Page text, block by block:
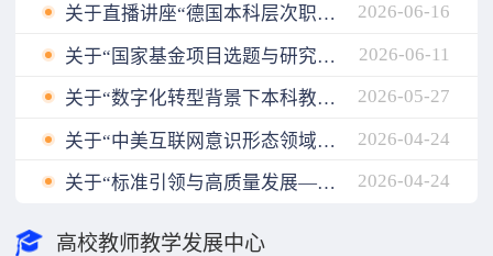
关于直播讲座“德国本科层次职业教育人才培养模式与我国职业本科教育发展”延期的公告 2026-06-16
关于“国家基金项目选题与研究设计”改期举办的公告 2026-06-11
关于“数字化转型背景下本科教学质量评价体系的迭代升级与创新实践”直播讲座改期公告 2026-05-27
关于“中美互联网意识形态领域话语权博弈：‌现状与趋势”直播讲座因故取消的公告 2026-04-24
关于“标准引领与高质量发展——高校教师教学发展工作高级研修班”改期举办的公告 2026-04-24
高校教师教学发展中心